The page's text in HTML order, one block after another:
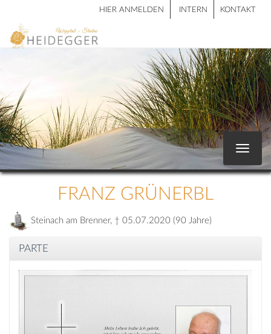
HIER ANMELDEN INTERN KONTAKT
Toggle
FRANZ GRÜNERBL
Steinach am Brenner, † 05.07.2020 (90 Jahre)
PARTE